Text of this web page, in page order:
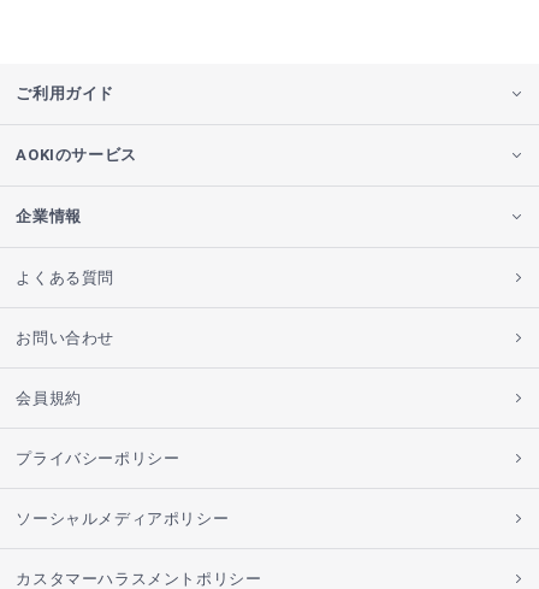
ご利用ガイド
AOKIのサービス
企業情報
よくある質問
お問い合わせ
会員規約
プライバシーポリシー
ソーシャルメディアポリシー
カスタマーハラスメントポリシー